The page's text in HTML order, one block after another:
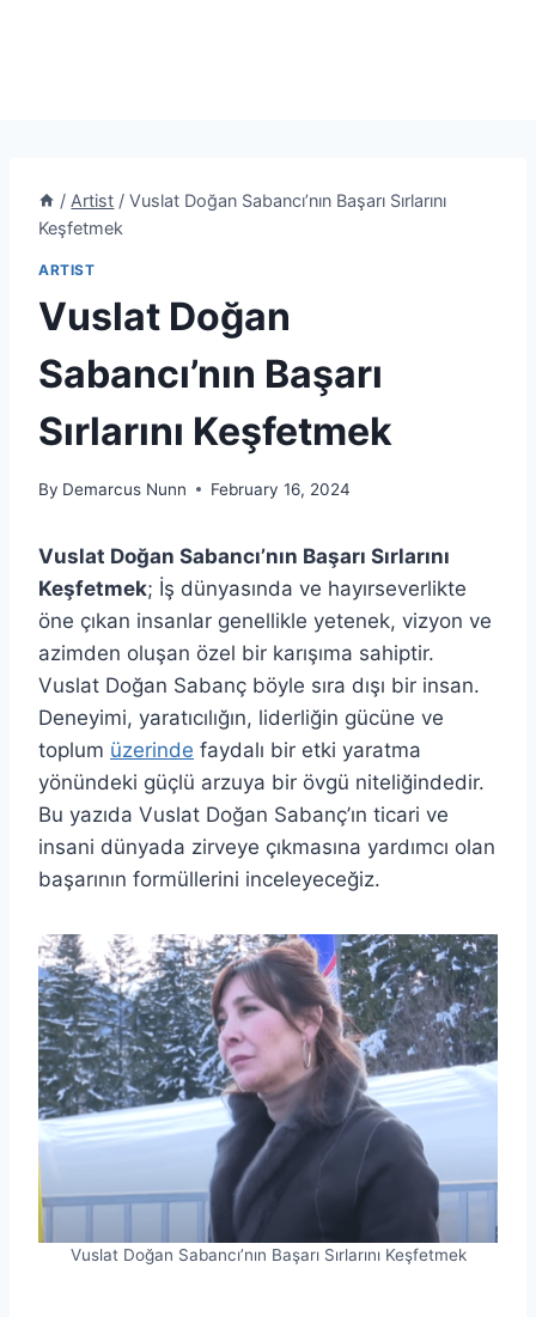
/ Artist / Vuslat Doğan Sabancı’nın Başarı Sırlarını
Keşfetmek
ARTIST
Vuslat Doğan
Sabancı’nın Başarı
Sırlarını Keşfetmek
By Demarcus Nunn February 16, 2024
Vuslat Doğan Sabancı’nın Başarı Sırlarını
Keşfetmek; İş dünyasında ve hayırseverlikte
öne çıkan insanlar genellikle yetenek, vizyon ve
azimden oluşan özel bir karışıma sahiptir.
Vuslat Doğan Sabanç böyle sıra dışı bir insan.
Deneyimi, yaratıcılığın, liderliğin gücüne ve
toplum üzerinde faydalı bir etki yaratma
yönündeki güçlü arzuya bir övgü niteliğindedir.
Bu yazıda Vuslat Doğan Sabanç’ın ticari ve
insani dünyada zirveye çıkmasına yardımcı olan
başarının formüllerini inceleyeceğiz.
Vuslat Doğan Sabancı’nın Başarı Sırlarını Keşfetmek